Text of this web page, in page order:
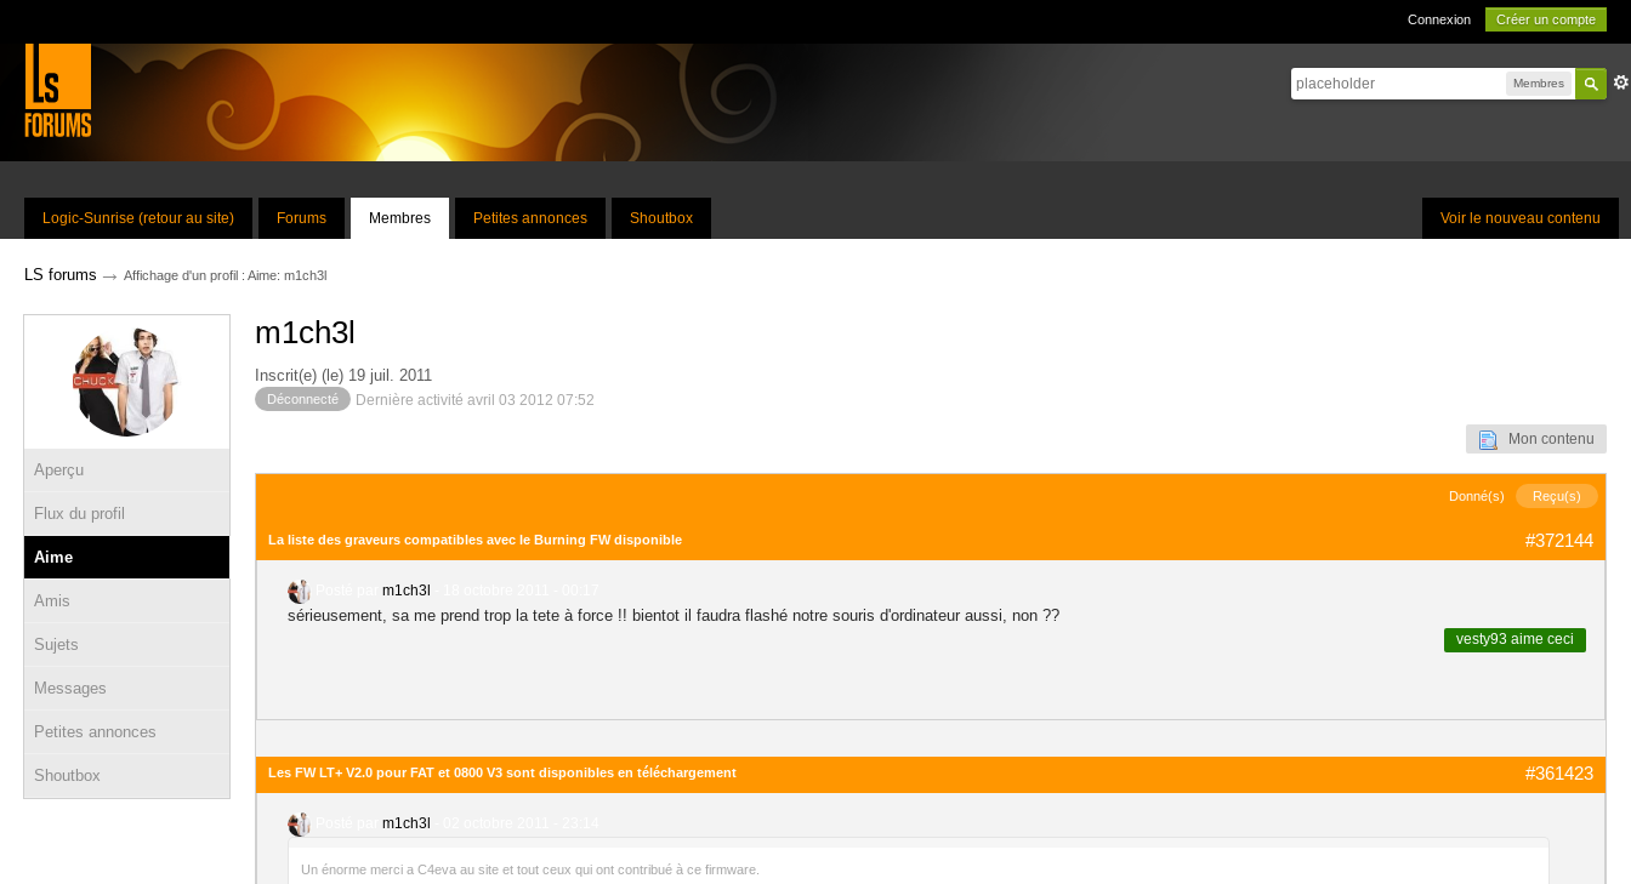
Connexion Créer un compte
Membres
Voir le nouveau contenu
Logic-Sunrise (retour au site) Forums Membres Petites annonces Shoutbox
LS forums → Affichage d'un profil : Aime: m1ch3l
Aperçu
Flux du profil
Aime
Amis
Sujets
Messages
Petites annonces
Shoutbox
m1ch3l
Inscrit(e) (le) 19 juil. 2011
Déconnecté Dernière activité avril 03 2012 07:52
Mon contenu
Donné(s) Reçu(s)
#372144
La liste des graveurs compatibles avec le Burning FW disponible
m1ch3l
sérieusement, sa me prend trop la tete à force !! bientot il faudra flashé notre souris d'ordinateur aussi, non ??
vesty93 aime ceci
#361423
Les FW LT+ V2.0 pour FAT et 0800 V3 sont disponibles en téléchargement
m1ch3l
Un énorme merci a C4eva au site et tout ceux qui ont contribué à ce firmware.